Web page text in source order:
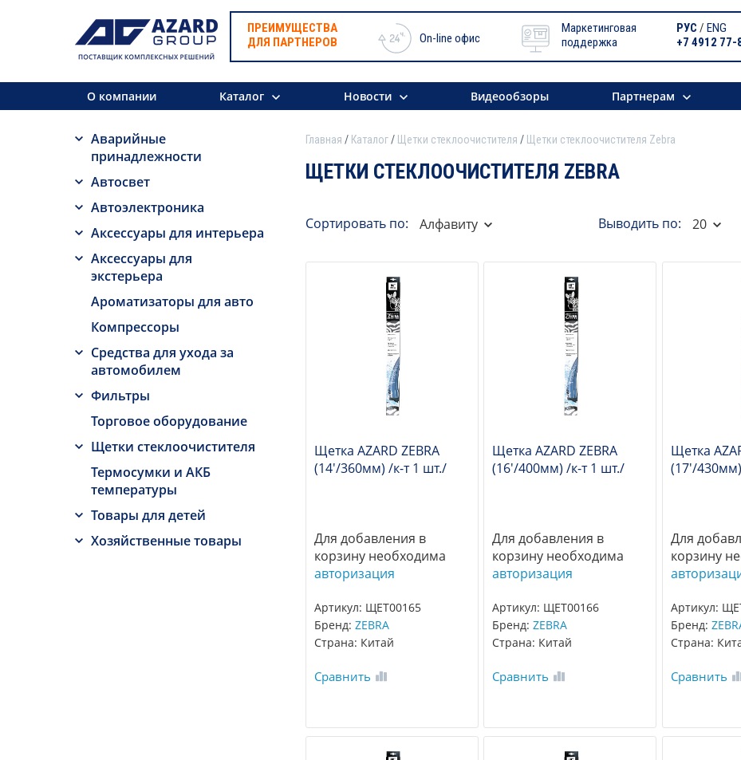
ПРЕИМУЩЕСТВА
ДЛЯ ПАРТНЕРОВ
On-line офис
Маркетинговая
поддержка
РУС / ENG
+7 4912 77-
О компании Каталог Новости Видеообзоры Партнерам
Аварийные
принадлежности
Автосвет
Автоэлектроника
Аксессуары для интерьера
Аксессуары для
экстерьера
Ароматизаторы для авто
Компрессоры
Средства для ухода за
автомобилем
Фильтры
Торговое оборудование
Щетки стеклоочистителя
Термосумки и АКБ
температуры
Товары для детей
Хозяйственные товары
Главная Каталог Щетки стеклоочистителя Щетки стеклоочистителя Zebra
ЩЕТКИ СТЕКЛООЧИСТИТЕЛЯ ZEBRA
Сортировать по: Алфавиту Выводить по: 20
Щетка AZARD ZEBRA
(14'/360мм) /к-т 1 шт./
Для добавления в
корзину необходима
авторизация
Артикул: ЩЕТ00165
Бренд:ZEBRA
Страна: Китай
Сравнить
Щетка AZARD ZEBRA
(16'/400мм) /к-т 1 шт./
Для добавления в
корзину необходима
авторизация
Артикул: ЩЕТ00166
Бренд:ZEBRA
Страна: Китай
Сравнить
Щетка
(17'/
Для
корзину
Артикул:
Бренд:
Страна:
Сравнить